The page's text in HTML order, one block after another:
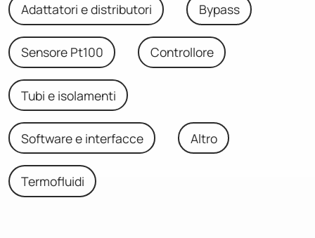
Adattatori e distributori Bypass
Sensore Pt100 Controllore
Tubi e isolamenti
Software e interfacce Altro
Termofluidi